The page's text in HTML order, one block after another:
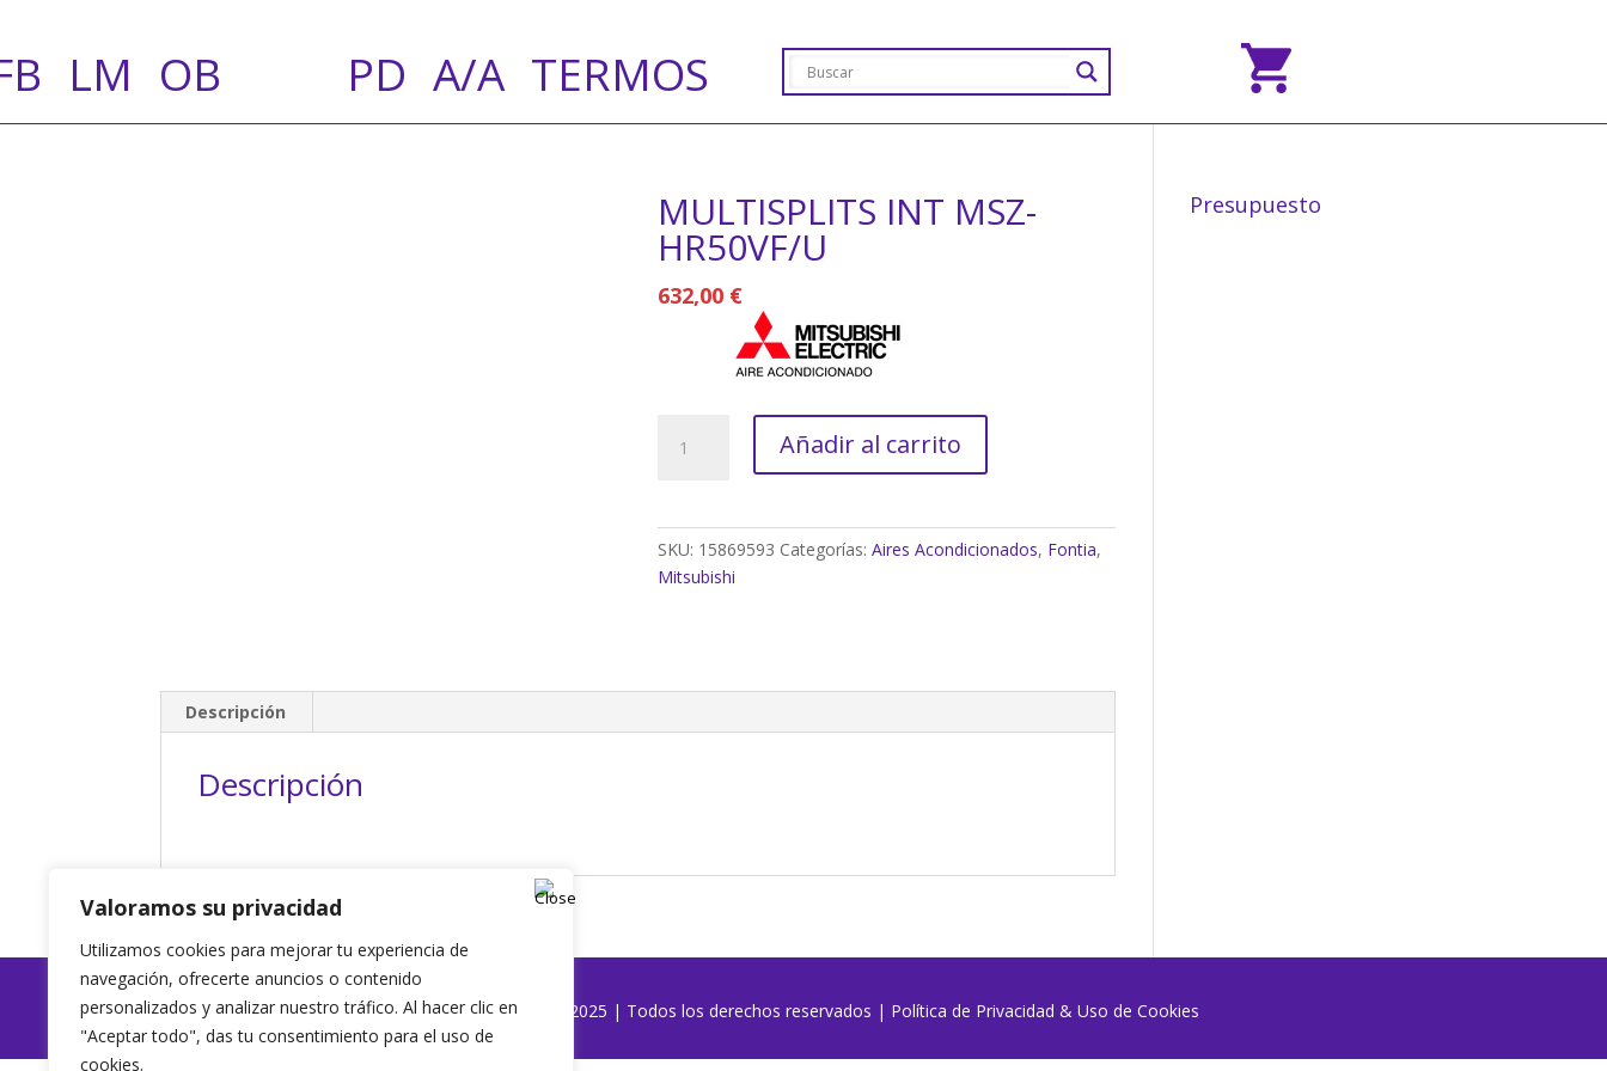
Valoramos su privacidad
Utilizamos cookies para mejorar tu experiencia de
navegación, ofrecerte anuncios o contenido
personalizados y analizar nuestro tráfico. Al hacer clic en
"Aceptar todo", das tu consentimiento para el uso de
cookies.
LM OB PD A/A TERMOS
MULTISPLITS INT MSZ-
HR50VF/U
632,00 €
INT
Añadir al carrito
SKU: 15869593 Categorías: Aires Acondicionados, Fontia,
Mitsubishi
Descripción
Descripción
Presupuesto
EyL Interiorismo | @2025 | Todos los derechos reservados | Política de Privacidad & Uso de Cookies